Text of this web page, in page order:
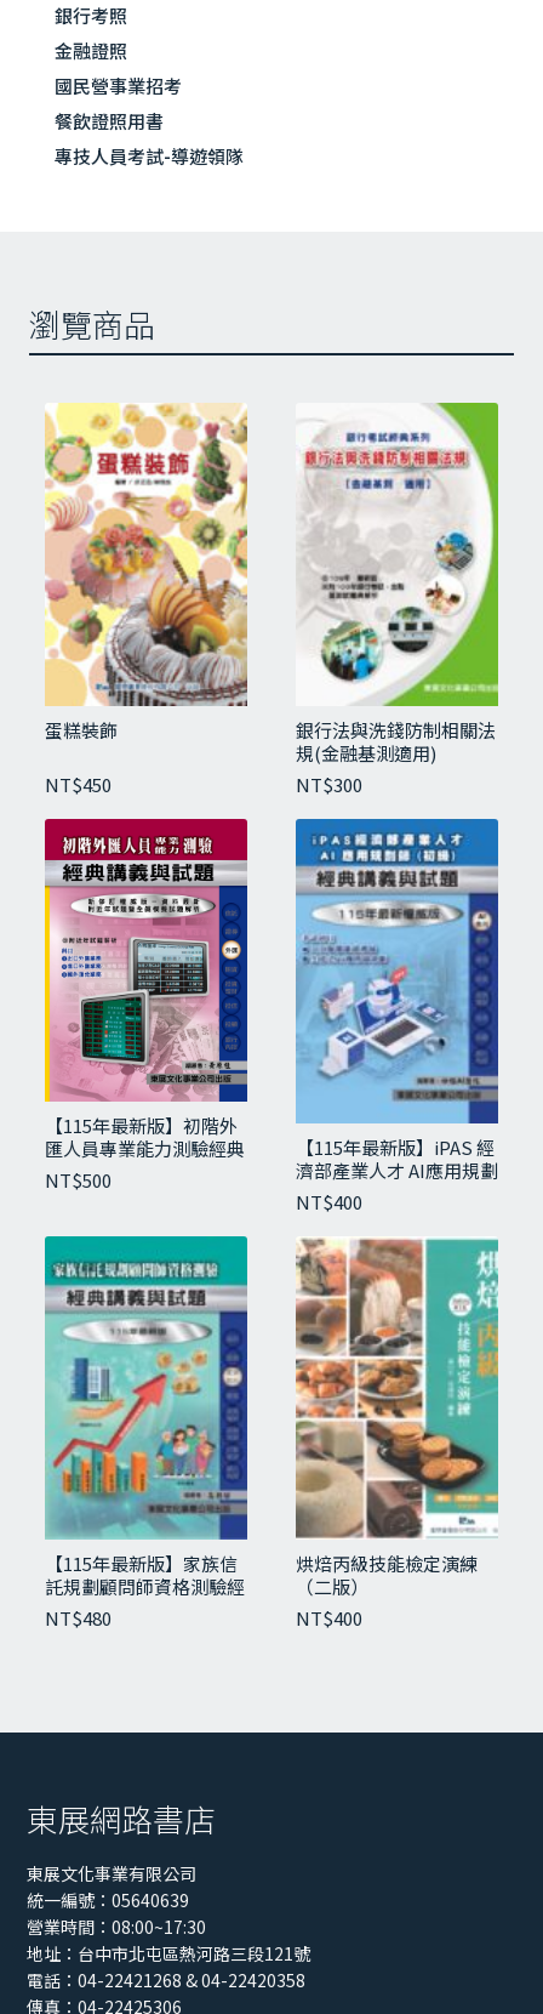
術科測試應檢人須知
茶的介紹
咖啡的介紹
檢定之機具、設備及材料的介紹
基本容量換算
裝飾物製
術科的製作術科操作篇
A1-1 熱柳橙金桔汁
A1-3 奇異之吻
A1-4 柳橙玉兔盤
A1-5 冰蘋果紅茶
A1-6 冰榛果奶茶
A2-1 西瓜汁
A2-2 冰桂花紅茶
A2-3 冰珍珠奶茶
A2-4冰桔茶
A2-5 熱摩卡咖啡
A2-6 純真可樂達
A3-1 灰姑娘
A3-2 西瓜鳳梨盤
A3-3 冰烏梅紅茶
A3-5 冰香草奶茶
A3-6 冰蔓越莓黑森林果粒茶
A4-1 熱焦糖瑪奇朵咖啡
A4-2 雪莉登波
A4-3 柳橙鳳梨船
A4-4 冰阿薩姆紅茶
A4-5 熱桔茶
A4-6 冰白爵奶茶
A5-1 維也納熱咖啡
A5-2 冰水蜜桃紅茶
A5-3 冰黑森林果粒茶
A5-4 皇家熱奶茶
A5-6 木瓜牛奶 A6-1 冰杏仁奶茶
A6-2 熱黑森林果粒茶
A6-3 紫蘇梅冰沙
A6-4 冰蜜桃比妮
A6-5 柳橙鳳梨盤
A6-6 濾杯式熱咖啡
B7-1 冰檸檬綠茶
B7-2 冰蜂蜜紅茶
B7-3 熱抹茶拿鐵
B7-4 蜜桃冰沙
B7-5 柳橙蘇打
B7-6 冰奶蓋綠茶
B8-1 冰拿鐵咖啡
B8-2 冰椰果奶茶
B9-2 香蕉西瓜盤
B9-3 冰綠茶
B9-4 冰紅茶 B9-5 鳳梨冰沙
B9-6 熱拿鐵咖啡
B10-1 鳳梨霜汁
B10-2 愛爾蘭咖啡冰沙
B10-3 鳳梨蛋蜜汁
銀行考照
金融證照
國民營事業招考
餐飲證照用書
專技人員考試-導遊領隊
瀏覽商品
蛋糕裝飾
NT$450
銀行法與洗錢防制相關法
規(金融基測適用)
NT$300
【115年最新版】初階外
匯人員專業能力測驗經典
講義與試題
NT$500
【115年最新版】iPAS 經
濟部產業人才 AI應用規劃
師(初級)
NT$400
【115年最新版】家族信
託規劃顧問師資格測驗經
典講義與試題
NT$480
烘焙丙級技能檢定演練
（二版）
NT$400
東展網路書店
東展文化事業有限公司
統一編號：05640639
營業時間：08:00~17:30
地址： 台中市北屯區熱河路三段121號
電話：04-22421268 & 04-22420358
傳真：04-22425306